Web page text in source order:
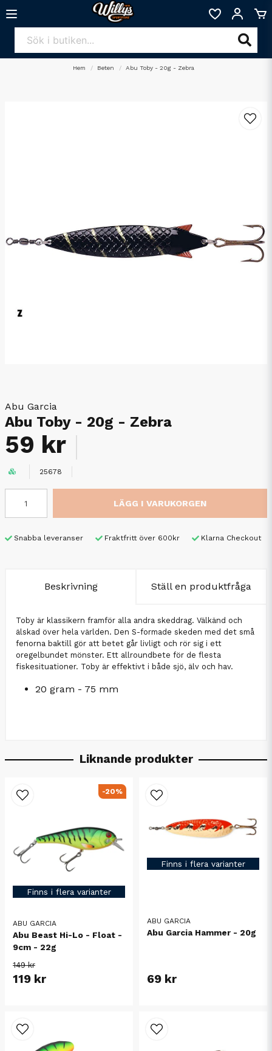
Hem Beten Abu Toby - 20g - Zebra
Abu Garcia
Abu Toby - 20g - Zebra
59 kr
25678
LÄGG I VARUKORGEN
Snabba leveranser Fraktfritt över 600kr Klarna Checkout
Beskrivning Ställ en produktfråga
Toby är klassikern framför alla andra skeddrag. Välkänd och
älskad över hela världen. Den S-formade skeden med det små
fenorna baktill gör att betet går livligt och rör sig i ett
oregelbundet mönster. Ett allroundbete för de flesta
fiskesituationer. Toby är effektivt i både sjö, älv och hav.
20 gram - 75 mm
Liknande produkter
Finns i flera varianter
ABU GARCIA
Abu Beast Hi-Lo - Float -
9cm - 22g
149 kr
119 kr
-20%
Finns i flera varianter
ABU GARCIA
Abu Garcia Hammer - 20g
69 kr